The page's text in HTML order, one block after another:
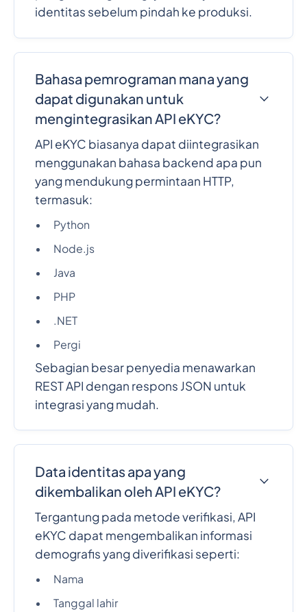
identitas sebelum pindah ke produksi.
Bahasa pemrograman mana yang
dapat digunakan untuk
mengintegrasikan API eKYC?
API eKYC biasanya dapat diintegrasikan
menggunakan bahasa backend apa pun
yang mendukung permintaan HTTP,
termasuk:
Python
Node.js
Java
PHP
.NET
Pergi
Sebagian besar penyedia menawarkan
REST API dengan respons JSON untuk
integrasi yang mudah.
Data identitas apa yang
dikembalikan oleh API eKYC?
Tergantung pada metode verifikasi, API
eKYC dapat mengembalikan informasi
demografis yang diverifikasi seperti:
Nama
Tanggal lahir